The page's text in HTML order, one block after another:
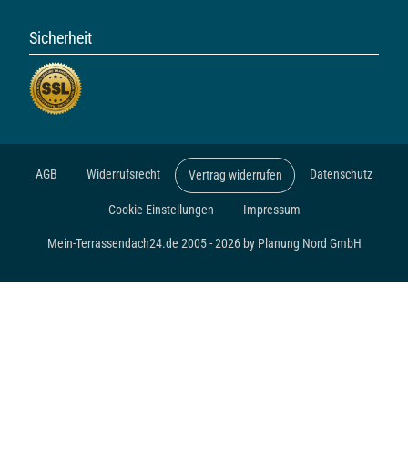
Sicherheit
AGB Widerrufsrecht Vertrag widerrufen Datenschutz
Cookie Einstellungen Impressum
Mein-Terrassendach24.de 2005 - 2026 by Planung Nord GmbH